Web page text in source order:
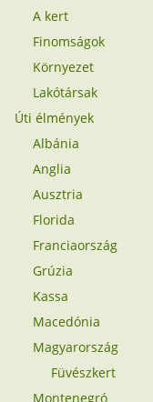
A kert
Finomságok
Környezet
Lakótársak
Úti élmények
Albánia
Anglia
Ausztria
Florida
Franciaország
Grúzia
Kassa
Macedónia
Magyarország
Füvészkert
Montenegró